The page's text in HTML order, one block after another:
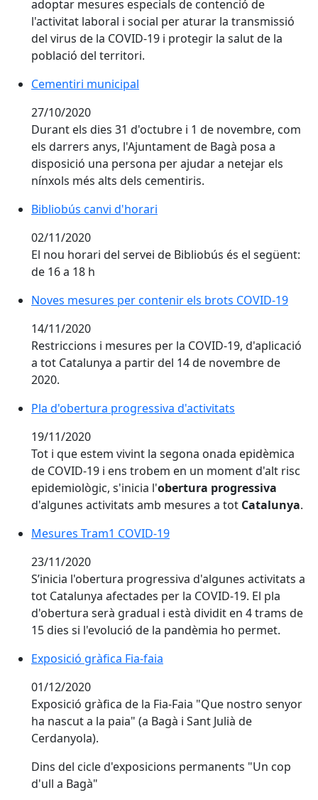
adoptar mesures especials de contenció de
l'activitat laboral i social per aturar la transmissió
del virus de la COVID-19 i protegir la salut de la
població del territori.
Cementiri municipal
Cementiri municipal
27/10/2020
Durant els dies 31 d'octubre i 1 de novembre, com
els darrers anys, l'Ajuntament de Bagà posa a
disposició una persona per ajudar a netejar els
nínxols més alts dels cementiris.
Bibliobús canvi d'horari
Bibliobús canvi d'horari
02/11/2020
El nou horari del servei de Bibliobús és el següent:
de 16 a 18 h
Noves mesures per contenir els brots COVID-19
Noves mesures per contenir els brots COVID-19
14/11/2020
Restriccions i mesures per la COVID-19, d'aplicació
a tot Catalunya a partir del 14 de novembre de
2020.
Pla d'obertura progressiva d'activitats
Pla d'obertura progressiva d'activitats
19/11/2020
Tot i que estem vivint la segona onada epidèmica
de COVID-19 i ens trobem en un moment d'alt risc
epidemiològic, s'inicia l'obertura progressiva
d'algunes activitats amb mesures a tot Catalunya.
Mesures Tram1 COVID-19
Mesures Tram1 COVID-19
23/11/2020
S’inicia l'obertura progressiva d'algunes activitats a
tot Catalunya afectades per la COVID-19. El pla
d'obertura serà gradual i està dividit en 4 trams de
15 dies si l'evolució de la pandèmia ho permet.
Exposició gràfica Fia-faia
Exposició gràfica Fia-faia
01/12/2020
Exposició gràfica de la Fia-Faia "Que nostro senyor
ha nascut a la paia" (a Bagà i Sant Julià de
Cerdanyola).
Dins del cicle d'exposicions permanents "Un cop
d'ull a Bagà"